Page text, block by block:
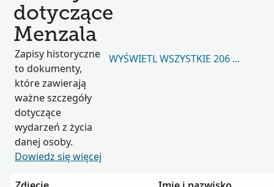
dotyczące
Menzala
Zapisy historyczne
to dokumenty,
które zawierają
ważne szczegóły
dotyczące
wydarzeń z życia
danej osoby.
Dowiedz się więcej
WYŚWIETL WSZYSTKIE 206 487